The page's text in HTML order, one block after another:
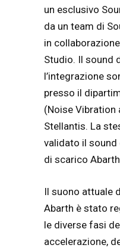
un esclusivo
da un team di
in
Studio. Il sound
l’integrazione
presso il
(Noise Vibration
Stellantis. La
validato il
di scarico
Il suono attuale
Abarth è stato
le diverse fasi
accelerazione,